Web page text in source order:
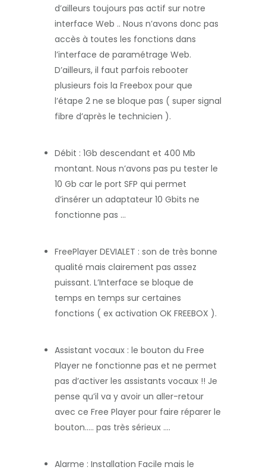
d’ailleurs toujours pas actif sur notre
interface Web .. Nous n’avons donc pas
accès à toutes les fonctions dans
l’interface de paramétrage Web.
D’ailleurs, il faut parfois rebooter
plusieurs fois la Freebox pour que
l’étape 2 ne se bloque pas ( super signal
fibre d’après le technicien ).
Débit : 1Gb descendant et 400 Mb
montant. Nous n’avons pas pu tester le
10 Gb car le port SFP qui permet
d’insérer un adaptateur 10 Gbits ne
fonctionne pas …
FreePlayer DEVIALET : son de très bonne
qualité mais clairement pas assez
puissant. L’Interface se bloque de
temps en temps sur certaines
fonctions ( ex activation OK FREEBOX ).
Assistant vocaux : le bouton du Free
Player ne fonctionne pas et ne permet
pas d’activer les assistants vocaux !! Je
pense qu’il va y avoir un aller-retour
avec ce Free Player pour faire réparer le
bouton….. pas très sérieux ….
Alarme : Installation Facile mais le